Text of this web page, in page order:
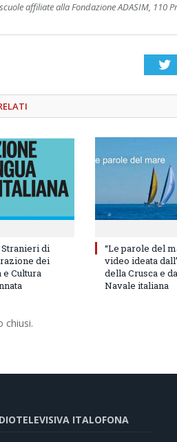
affiliate alla Fondazione ADASIM, 110
di
dei
Cultura
“Le parole del
video ideata
della Crusca e
Navale italiana
chiusi.
ITALOFONA